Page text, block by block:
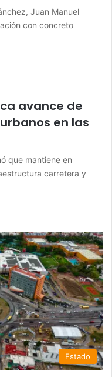
Juan Manuel
con concreto
avance de
en las
que mantiene en
carretera y
Estado